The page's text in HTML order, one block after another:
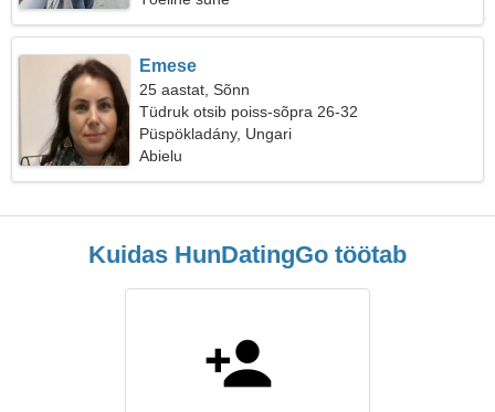
Emese
25 aastat, Sõnn
Tüdruk otsib poiss-sõpra 26-32
Püspökladány, Ungari
Abielu
Kuidas HunDatingGo töötab